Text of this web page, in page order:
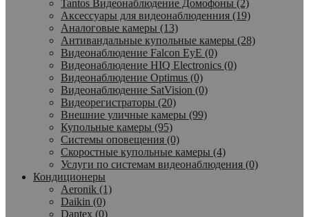
Tantos Видеонаблюдение Домофоны (2)
Аксессуары для видеонаблюденния (19)
Аналоговые камеры (13)
Антивандальные купольные камеры (28)
Видеонаблюдение Falcon EyE (0)
Видеонаблюдение HIQ Electronics (0)
Видеонаблюдение Optimus (0)
Видеонаблюдение SatVision (0)
Видеорегистраторы (20)
Внешние уличные камеры (99)
Купольные камеры (95)
Системы оповещения (0)
Скоростные купольные камеры (4)
Услуги по системам видеонаблюдения (0)
Кондиционеры
Aeronik (1)
Daikin (0)
Dantex (0)